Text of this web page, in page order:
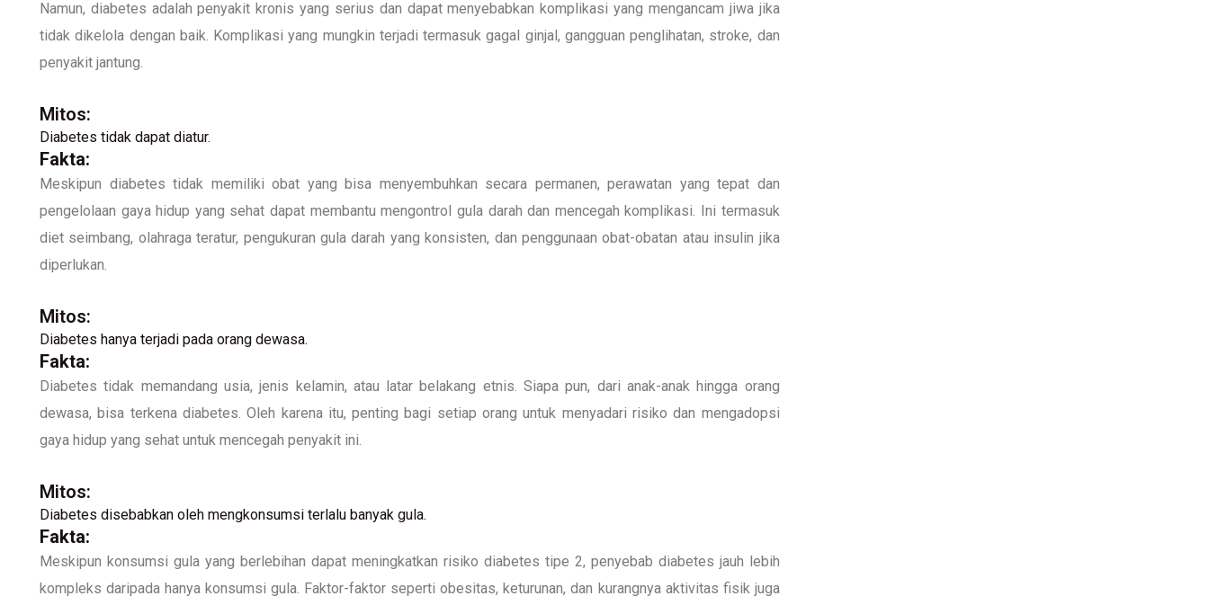
Namun, diabetes adalah penyakit kronis yang serius dan dapat menyebabkan komplikasi yang mengancam jiwa jika
tidak dikelola dengan baik. Komplikasi yang mungkin terjadi termasuk gagal ginjal, gangguan penglihatan, stroke, dan
penyakit jantung.
Mitos:
Diabetes tidak dapat diatur.
Fakta:
Meskipun diabetes tidak memiliki obat yang bisa menyembuhkan secara permanen, perawatan yang tepat dan
pengelolaan gaya hidup yang sehat dapat membantu mengontrol gula darah dan mencegah komplikasi. Ini termasuk
diet seimbang, olahraga teratur, pengukuran gula darah yang konsisten, dan penggunaan obat-obatan atau insulin jika
diperlukan.
Mitos:
Diabetes hanya terjadi pada orang dewasa.
Fakta:
Diabetes tidak memandang usia, jenis kelamin, atau latar belakang etnis. Siapa pun, dari anak-anak hingga orang
dewasa, bisa terkena diabetes. Oleh karena itu, penting bagi setiap orang untuk menyadari risiko dan mengadopsi
gaya hidup yang sehat untuk mencegah penyakit ini.
Mitos:
Diabetes disebabkan oleh mengkonsumsi terlalu banyak gula.
Fakta:
Meskipun konsumsi gula yang berlebihan dapat meningkatkan risiko diabetes tipe 2, penyebab diabetes jauh lebih
kompleks daripada hanya konsumsi gula. Faktor-faktor seperti obesitas, keturunan, dan kurangnya aktivitas fisik juga